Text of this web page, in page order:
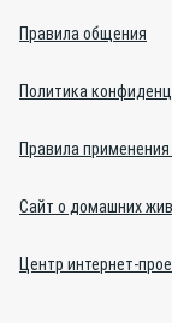
Правила общения
Политика
Правила
Сайт о домашних
Центр интернет-